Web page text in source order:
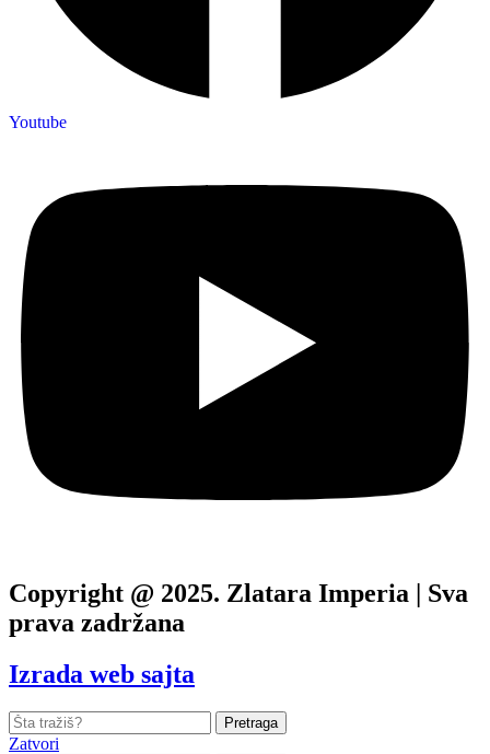
Youtube
Copyright @ 2025. Zlatara Imperia | Sva
prava zadržana
Izrada web sajta
Pretraga
Zatvori